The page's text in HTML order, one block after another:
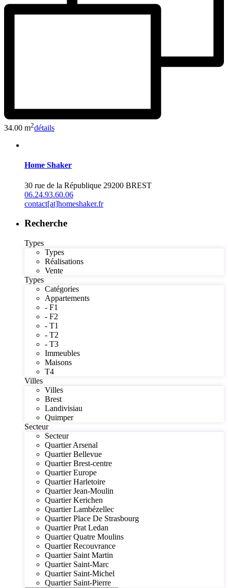
34.00 m2détails
Home Shaker
30 rue de la République 29200 BREST
06.24.93.60.06
contact[at]homeshaker.fr
Recherche
Types
Types
Réalisations
Vente
Types
Catégories
Appartements
- F1
- F2
- T1
- T2
- T3
Immeubles
Maisons
T4
Villes
Villes
Brest
Landivisiau
Quimper
Secteur
Secteur
Quartier Arsenal
Quartier Bellevue
Quartier Brest-centre
Quartier Europe
Quartier Harletoire
Quartier Jean-Moulin
Quartier Kerichen
Quartier Lambézellec
Quartier Place De Strasbourg
Quartier Prat Ledan
Quartier Quatre Moulins
Quartier Recouvrance
Quartier Saint Martin
Quartier Saint-Marc
Quartier Saint-Michel
Quartier Saint-Pierre